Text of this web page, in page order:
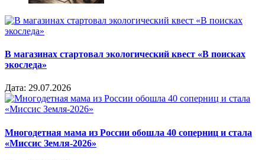
В магазинах стартовал экологический квест «В поисках
экоследа»
Дата: 29.07.2026
Многодетная мама из России обошла 40 соперниц и стала
«Миссис Земля-2026»